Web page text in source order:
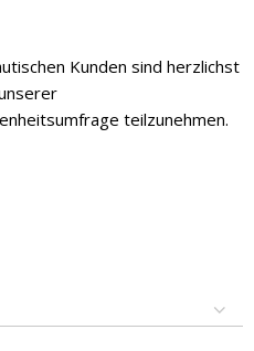
Kunden sind herzlichst
teilzunehmen.